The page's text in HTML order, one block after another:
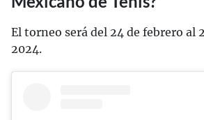
El torneo será del 24 de febrero al
2024.